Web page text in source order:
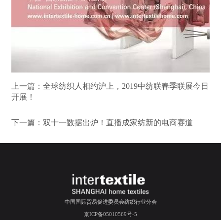
上一篇： 全球纺织人相约沪上，2019中纺联春季联展今日
开展！
下一篇： 双十一数据出炉！直播成家纺新的电商赛道
中国国际贸易促进委员会纺织行业分会
京ICP备05010569号-5